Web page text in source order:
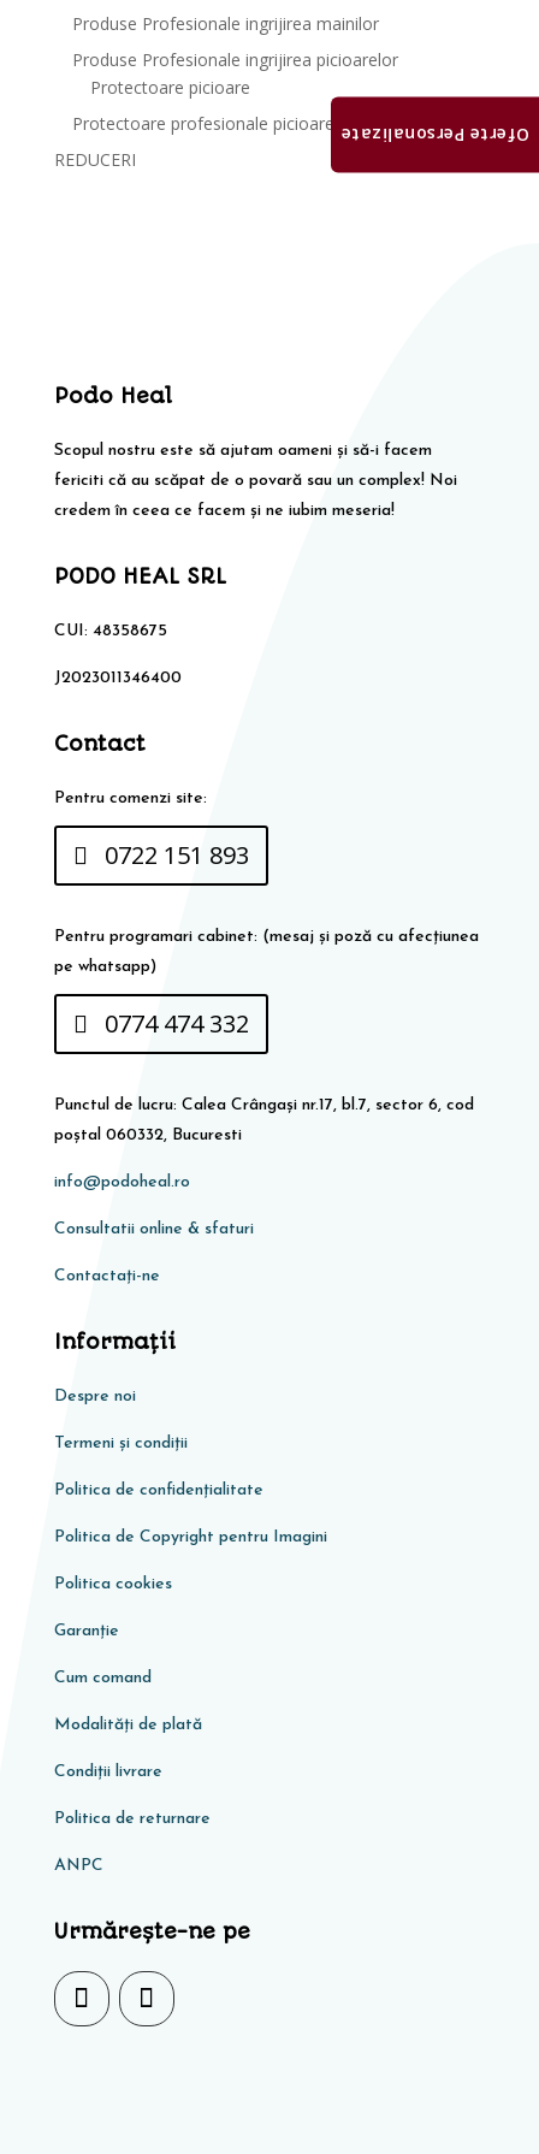
Produse Profesionale ingrijirea mainilor
Produse Profesionale ingrijirea picioarelor
Protectoare picioare
Protectoare profesionale picioare
REDUCERI
Podo Heal
Scopul nostru este să ajutam oameni și să-i facem
fericiti că au scăpat de o povară sau un complex! Noi
credem în ceea ce facem și ne iubim meseria!
PODO HEAL SRL
CUI: 48358675
J2023011346400
Contact
Pentru comenzi site:
0722 151 893
Pentru programari cabinet: (mesaj și poză cu afecțiunea
pe whatsapp)
0774 474 332
Punctul de lucru: Calea Crângași nr.17, bl.7, sector 6, cod
poștal 060332, Bucuresti
info@podoheal.ro
Consultatii online & sfaturi
Contactați-ne
Informaţii
Despre noi
Termeni și condiții
Politica de confidențialitate
Politica de Copyright pentru Imagini
Politica cookies
Garanţie
Cum comand
Modalități de plată
Condiţii livrare
Politica de returnare
ANPC
Urmărește-ne pe
Oferte Personalizate